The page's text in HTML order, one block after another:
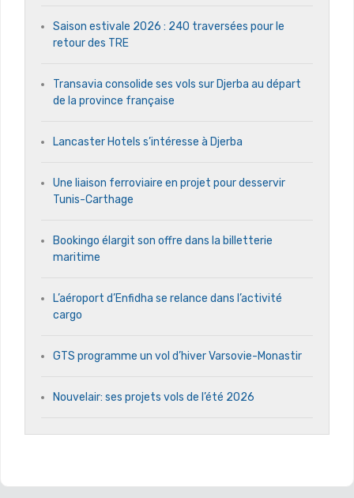
Saison estivale 2026 : 240 traversées pour le
retour des TRE
Transavia consolide ses vols sur Djerba au départ
de la province française
Lancaster Hotels s’intéresse à Djerba
Une liaison ferroviaire en projet pour desservir
Tunis-Carthage
Bookingo élargit son offre dans la billetterie
maritime
L’aéroport d’Enfidha se relance dans l’activité
cargo
GTS programme un vol d’hiver Varsovie-Monastir
Nouvelair: ses projets vols de l’été 2026